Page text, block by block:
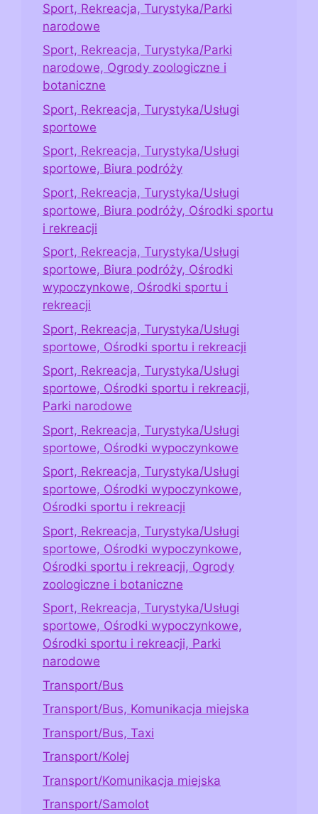
Sport, Rekreacja, Turystyka/Parki
narodowe
Sport, Rekreacja, Turystyka/Parki
narodowe, Ogrody zoologiczne i
botaniczne
Sport, Rekreacja, Turystyka/Usługi
sportowe
Sport, Rekreacja, Turystyka/Usługi
sportowe, Biura podróży
Sport, Rekreacja, Turystyka/Usługi
sportowe, Biura podróży, Ośrodki sportu
i rekreacji
Sport, Rekreacja, Turystyka/Usługi
sportowe, Biura podróży, Ośrodki
wypoczynkowe, Ośrodki sportu i
rekreacji
Sport, Rekreacja, Turystyka/Usługi
sportowe, Ośrodki sportu i rekreacji
Sport, Rekreacja, Turystyka/Usługi
sportowe, Ośrodki sportu i rekreacji,
Parki narodowe
Sport, Rekreacja, Turystyka/Usługi
sportowe, Ośrodki wypoczynkowe
Sport, Rekreacja, Turystyka/Usługi
sportowe, Ośrodki wypoczynkowe,
Ośrodki sportu i rekreacji
Sport, Rekreacja, Turystyka/Usługi
sportowe, Ośrodki wypoczynkowe,
Ośrodki sportu i rekreacji, Ogrody
zoologiczne i botaniczne
Sport, Rekreacja, Turystyka/Usługi
sportowe, Ośrodki wypoczynkowe,
Ośrodki sportu i rekreacji, Parki
narodowe
Transport/Bus
Transport/Bus, Komunikacja miejska
Transport/Bus, Taxi
Transport/Kolej
Transport/Komunikacja miejska
Transport/Samolot